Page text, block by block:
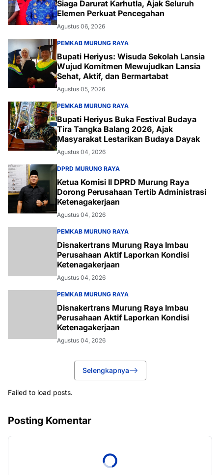
Siaga Darurat Karhutla, Ajak Seluruh
Elemen Perkuat Pencegahan
Agustus 06, 2026
PEMKAB MURUNG RAYA
Bupati Heriyus: Wisuda Sekolah Lansia
Wujud Komitmen Mewujudkan Lansia
Sehat, Aktif, dan Bermartabat
Agustus 05, 2026
PEMKAB MURUNG RAYA
Bupati Heriyus Buka Festival Budaya
Tira Tangka Balang 2026, Ajak
Masyarakat Lestarikan Budaya Dayak
Agustus 04, 2026
DPRD MURUNG RAYA
Ketua Komisi II DPRD Murung Raya
Dorong Perusahaan Tertib Administrasi
Ketenagakerjaan
Agustus 04, 2026
PEMKAB MURUNG RAYA
Disnakertrans Murung Raya Imbau
Perusahaan Aktif Laporkan Kondisi
Ketenagakerjaan
Agustus 04, 2026
PEMKAB MURUNG RAYA
Disnakertrans Murung Raya Imbau
Perusahaan Aktif Laporkan Kondisi
Ketenagakerjaan
Agustus 04, 2026
Selengkapnya
Failed to load posts.
Posting Komentar